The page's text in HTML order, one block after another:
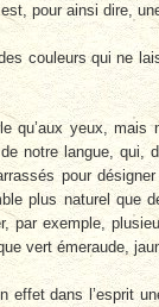
pour ainsi dire,
cou­leurs qui ne
qu’aux yeux, mais
notre langue, qui,
pour
plus naturel que
par exemple,
vert émeraude,
effet dans l’esprit